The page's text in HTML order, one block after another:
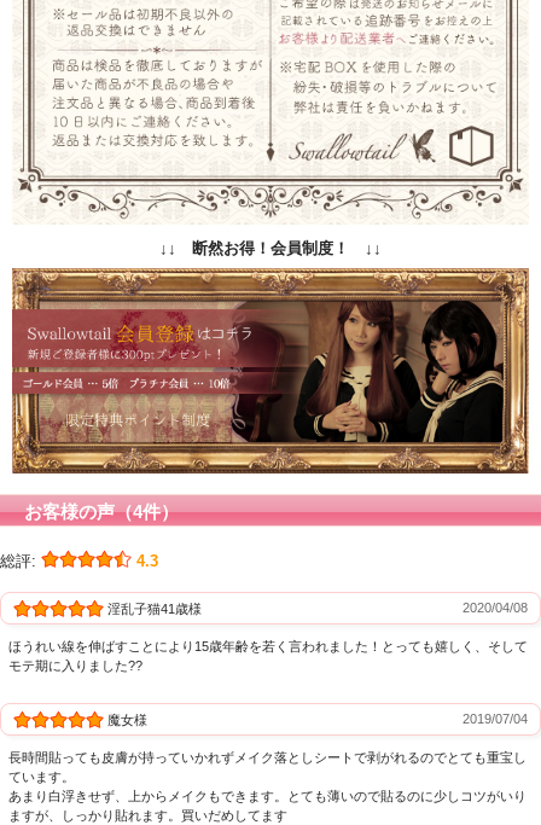
↓↓ 断然お得！会員制度！ ↓↓
お客様の声（4件）
総評: 4.3
淫乱子猫41歳様 2020/04/08
ほうれい線を伸ばすことにより15歳年齢を若く言われました！とっても嬉しく、そして
モテ期に入りました??
魔女様 2019/07/04
長時間貼っても皮膚が持っていかれずメイク落としシートで剥がれるのでとても重宝し
ています。
あまり白浮きせず、上からメイクもできます。とても薄いので貼るのに少しコツがいり
ますが、しっかり貼れます。買いだめしてます